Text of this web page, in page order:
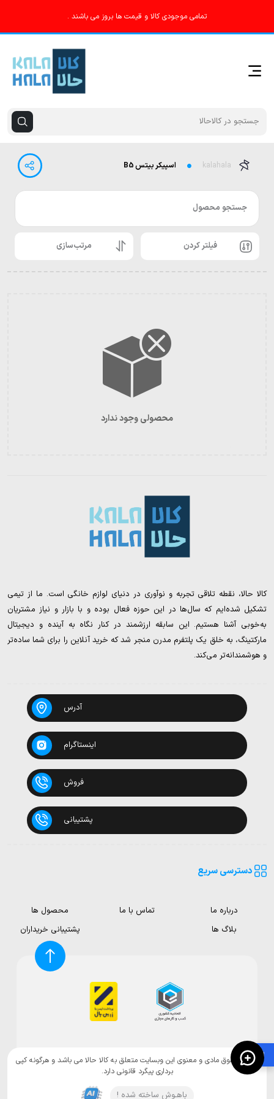
🛍️
تمامی موجودی کالا و قیمت ها بروز می باشند .
kalahala اسپیکر بیتس B5
جستجو محصول
فیلتر کردن مرتب‌سازی
محصولی وجود ندارد
کالا حالا، نقطه تلاقی تجربه و نوآوری در دنیای لوازم خانگی است. ما از تیمی
تشکیل شده‌ایم که سال‌ها در این حوزه فعال بوده و با بازار و نیاز مشتریان
به‌خوبی آشنا هستیم. این سابقه ارزشمند در کنار نگاه به آینده و دیجیتال
مارکتینگ، به خلق یک پلتفرم مدرن منجر شد که خرید آنلاین را برای شما ساده‌تر
و هوشمندانه‌تر می‌کند.
آدرس
اینستاگرام
فروش
پشتیبانی
دسترسی سریع
درباره ما تماس با ما
محصول ها
بلاگ ها
پشتیبانی خریداران
تمامی حقوق مادی و معنوی این وبسایت متعلق به کالا حالا می باشد و هرگونه کپی
برداری پیگرد قانونی دارد.
باهـوش ساخته شده !